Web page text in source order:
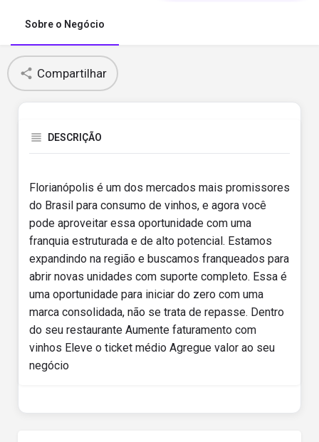
Sobre o Negócio
Compartilhar
DESCRIÇÃO
Florianópolis é um dos mercados mais promissores
do Brasil para consumo de vinhos, e agora você
pode aproveitar essa oportunidade com uma
franquia estruturada e de alto potencial. Estamos
expandindo na região e buscamos franqueados para
abrir novas unidades com suporte completo. Essa é
uma oportunidade para iniciar do zero com uma
marca consolidada, não se trata de repasse. Dentro
do seu restaurante Aumente faturamento com
vinhos Eleve o ticket médio Agregue valor ao seu
negócio